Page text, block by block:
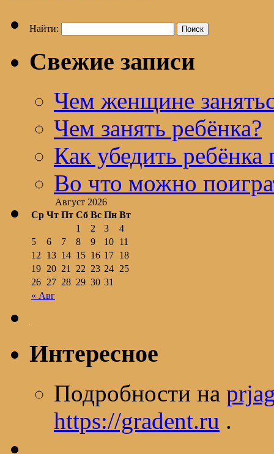
Найти:
Свежие записи
Чем женщине
Чем занять ребёнка?
Как убедить ребёнка
Во что можно
Август 2026
Ср Чт Пт Сб Вс Пн Вт
« Авг
1 2 3
4
5
6 7 8 9 10 11
12
13 14 15 16 17 18
19 20 21 22 23 24 25
26 27 28 29 30 31
Интересное
Подробности на
https://gradent.ru .